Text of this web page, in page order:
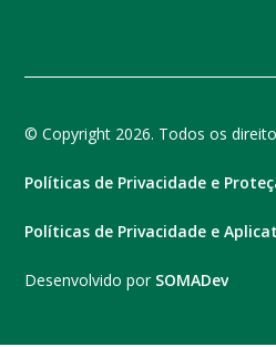
© Copyright 2026. Todos os
Políticas de Privacidade e
Políticas de Privacidade e
Desenvolvido por SOMADev